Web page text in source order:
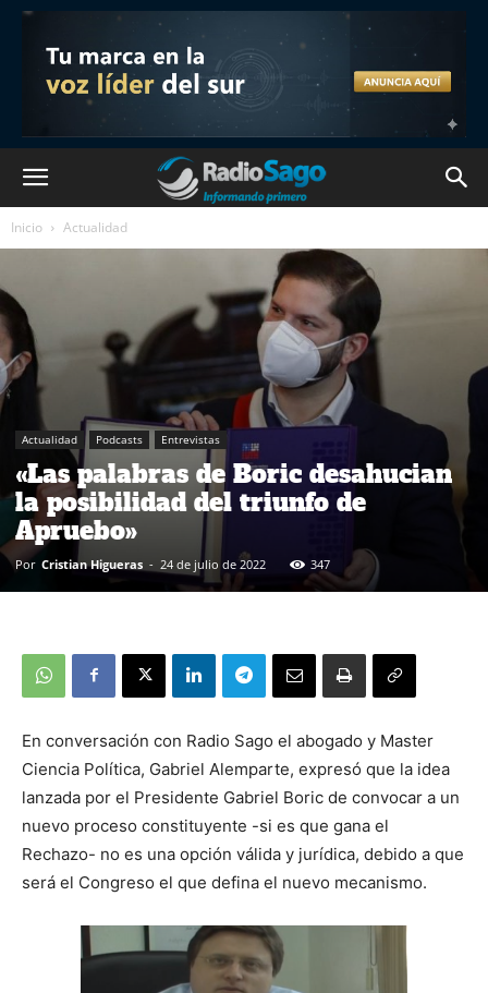
Inicio Actualidad
Actualidad Podcasts Entrevistas
«Las palabras de Boric desahucian
la posibilidad del triunfo de
Apruebo»
Por Cristian Higueras - 24 de julio de 2022 347
En conversación con Radio Sago el abogado y Master
Ciencia Política, Gabriel Alemparte, expresó que la idea
lanzada por el Presidente Gabriel Boric de convocar a un
nuevo proceso constituyente -si es que gana el
Rechazo- no es una opción válida y jurídica, debido a que
será el Congreso el que defina el nuevo mecanismo.